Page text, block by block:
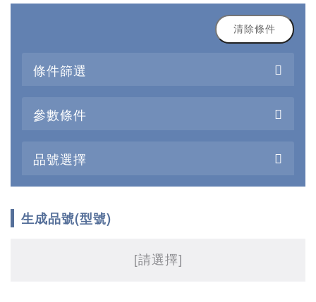
清除條件
條件篩選
參數條件
品號選擇
生成品號(型號)
[請選擇]